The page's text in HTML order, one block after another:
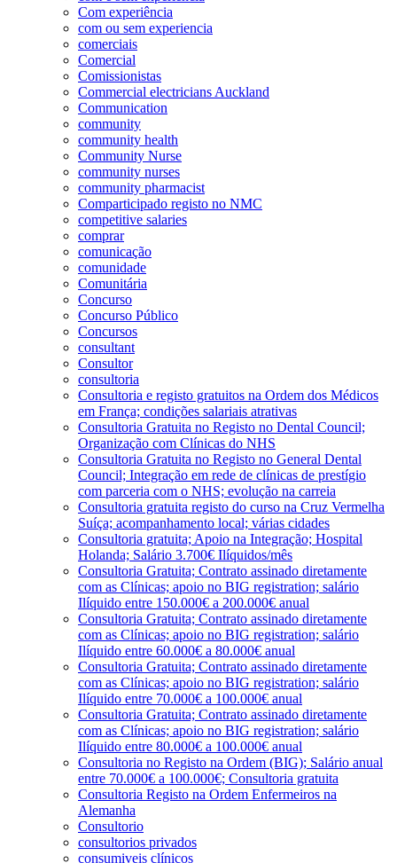
Com experiência
com ou sem experiencia
comerciais
Comercial
Comissionistas
Commercial electricians Auckland
Communication
community
community health
Community Nurse
community nurses
community pharmacist
Comparticipado registo no NMC
competitive salaries
comprar
comunicação
comunidade
Comunitária
Concurso
Concurso Público
Concursos
consultant
Consultor
consultoria
Consultoria e registo gratuitos na Ordem dos Médicos
em França; condições salariais atrativas
Consultoria Gratuita no Registo no Dental Council;
Organização com Clínicas do NHS
Consultoria Gratuita no Registo no General Dental
Council; Integração em rede de clínicas de prestígio
com parceria com o NHS; evolução na carreia
Consultoria gratuita registo do curso na Cruz Vermelha
Suíça; acompanhamento local; várias cidades
Consultoria gratuita; Apoio na Integração; Hospital
Holanda; Salário 3.700€ Ilíquidos/mês
Consultoria Gratuita; Contrato assinado diretamente
com as Clínicas; apoio no BIG registration; salário
Ilíquido entre 150.000€ a 200.000€ anual
Consultoria Gratuita; Contrato assinado diretamente
com as Clínicas; apoio no BIG registration; salário
Ilíquido entre 60.000€ a 80.000€ anual
Consultoria Gratuita; Contrato assinado diretamente
com as Clínicas; apoio no BIG registration; salário
Ilíquido entre 70.000€ a 100.000€ anual
Consultoria Gratuita; Contrato assinado diretamente
com as Clínicas; apoio no BIG registration; salário
Ilíquido entre 80.000€ a 100.000€ anual
Consultoria no Registo na Ordem (BIG); Salário anual
entre 70.000€ a 100.000€; Consultoria gratuita
Consultoria Registo na Ordem Enfermeiros na
Alemanha
Consultorio
consultorios privados
consumiveis clínicos